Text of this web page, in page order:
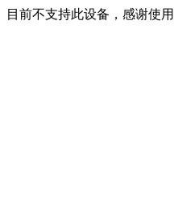
目前不支持此设备，感谢使用